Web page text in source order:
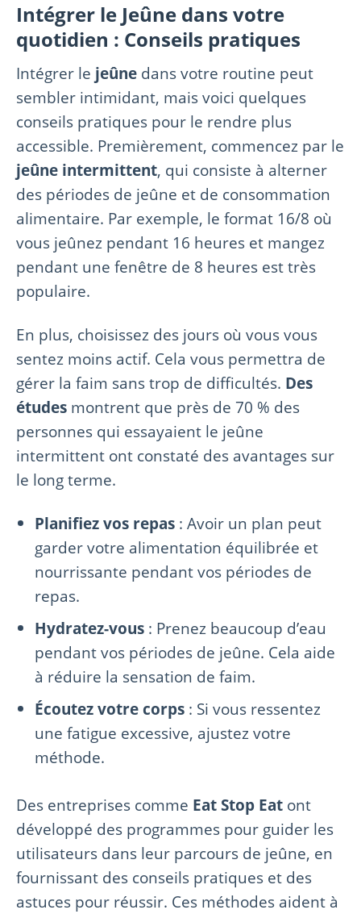
Intégrer le Jeûne dans votre
quotidien : Conseils pratiques
Intégrer le jeûne dans votre routine peut
sembler intimidant, mais voici quelques
conseils pratiques pour le rendre plus
accessible. Premièrement, commencez par le
jeûne intermittent, qui consiste à alterner
des périodes de jeûne et de consommation
alimentaire. Par exemple, le format 16/8 où
vous jeûnez pendant 16 heures et mangez
pendant une fenêtre de 8 heures est très
populaire.
En plus, choisissez des jours où vous vous
sentez moins actif. Cela vous permettra de
gérer la faim sans trop de difficultés. Des
études montrent que près de 70 % des
personnes qui essayaient le jeûne
intermittent ont constaté des avantages sur
le long terme.
Planifiez vos repas : Avoir un plan peut
garder votre alimentation équilibrée et
nourrissante pendant vos périodes de
repas.
Hydratez-vous : Prenez beaucoup d’eau
pendant vos périodes de jeûne. Cela aide
à réduire la sensation de faim.
Écoutez votre corps : Si vous ressentez
une fatigue excessive, ajustez votre
méthode.
Des entreprises comme Eat Stop Eat ont
développé des programmes pour guider les
utilisateurs dans leur parcours de jeûne, en
fournissant des conseils pratiques et des
astuces pour réussir. Ces méthodes aident à